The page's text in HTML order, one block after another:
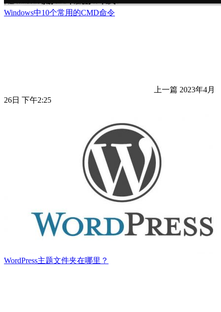
Windows中10个常用的CMD命令
上一篇 2023年4月
26日 下午2:25
WordPress主题文件夹在哪里？